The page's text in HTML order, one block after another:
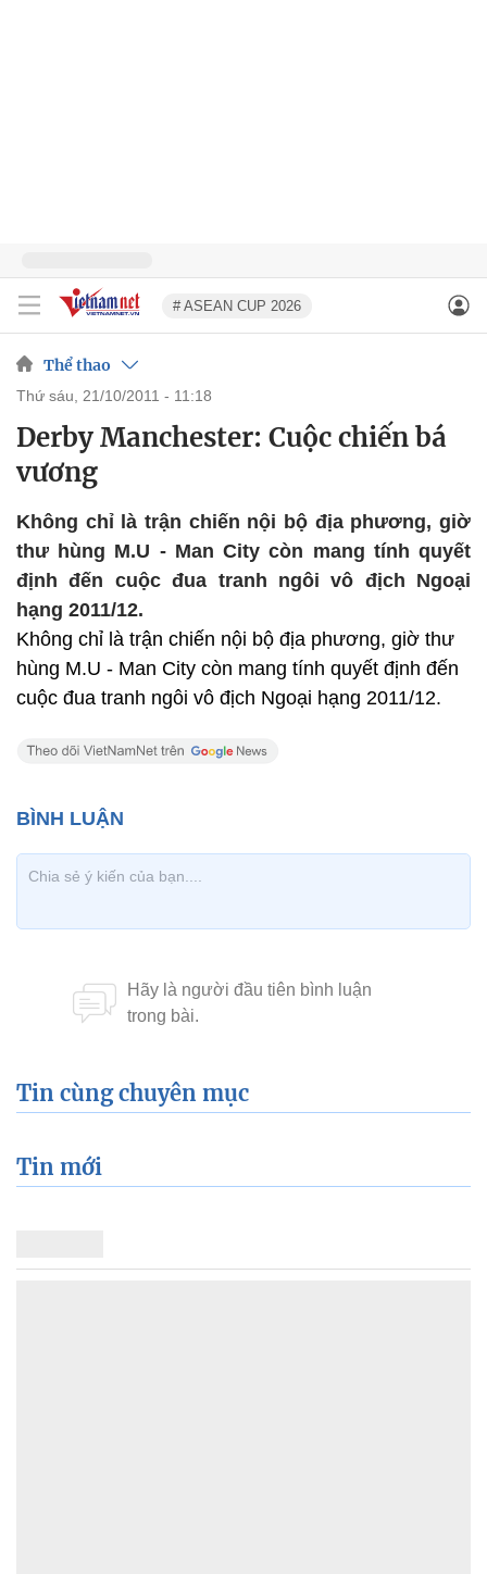
# ASEAN CUP 2026
Thể thao
thứ sáu, 21/10/2011 - 11:18
Derby Manchester: Cuộc chiến bá
vương
Không chỉ là trận chiến nội bộ địa phương, giờ
thư hùng M.U - Man City còn mang tính quyết
định đến cuộc đua tranh ngôi vô địch Ngoại
hạng 2011/12.
Không chỉ là trận chiến nội bộ địa phương, giờ thư
hùng M.U - Man City còn mang tính quyết định đến
cuộc đua tranh ngôi vô địch Ngoại hạng 2011/12.
Tin cùng chuyên mục
Tin mới